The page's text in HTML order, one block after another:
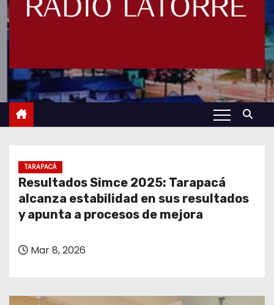
TARAPACÁ
Resultados Simce 2025: Tarapacá
alcanza estabilidad en sus resultados
y apunta a procesos de mejora
Mar 8, 2026